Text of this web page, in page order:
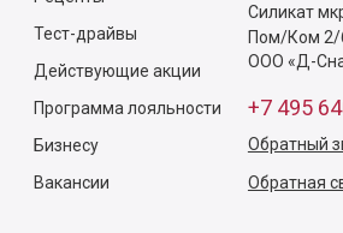
Тест-драйвы
Действующие акции
Программа лояльности
Бизнесу
Вакансии
Силикат
Пом/Ком 2/
ООО «Д-
+7 495
Обратный
Обратная